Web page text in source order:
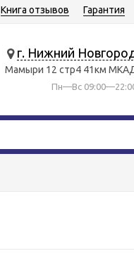
Книга отзывов Гарантия
г. Нижний
Мамыри 12 стр4 41км
Пн—Вс